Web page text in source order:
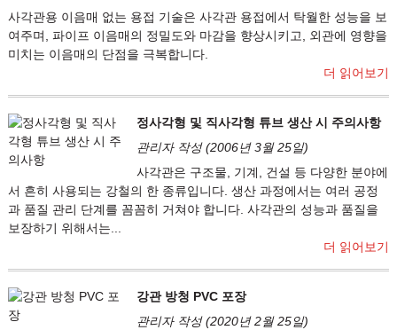
사각관용 이음매 없는 용접 기술은 사각관 용접에서 탁월한 성능을 보
여주며, 파이프 이음매의 정밀도와 마감을 향상시키고, 외관에 영향을
미치는 이음매의 단점을 극복합니다.
더 읽어보기
정사각형 및 직사각형 튜브 생산 시 주의사항
관리자 작성 (2006년 3월 25일)
사각관은 구조물, 기계, 건설 등 다양한 분야에
서 흔히 사용되는 강철의 한 종류입니다. 생산 과정에서는 여러 공정
과 품질 관리 단계를 꼼꼼히 거쳐야 합니다. 사각관의 성능과 품질을
보장하기 위해서는...
더 읽어보기
강관 방청 PVC 포장
관리자 작성 (2020년 2월 25일)